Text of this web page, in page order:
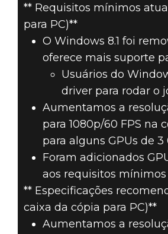
** Requisitos mínimos
para PC)**
O Windows 8.1 foi
oferece mais suporte
Usuários do
driver para rodar o
Aumentamos a
para 1080p/60 FPS na
para alguns GPUs de
Foram adicionados
aos requisitos
** Especificações
caixa da cópia para PC)**
Aumentamos a